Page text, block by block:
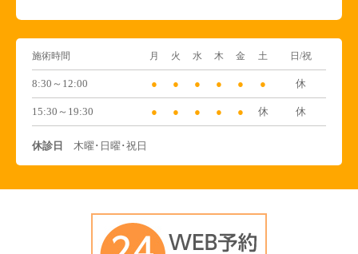
施術時間 月 火 水 木 金 土 日/祝
8:30～12:00 ● ● ● ● ● ● 休
15:30～19:30 ● ● ● ● ● 休 休
休診日 木曜･日曜･祝日